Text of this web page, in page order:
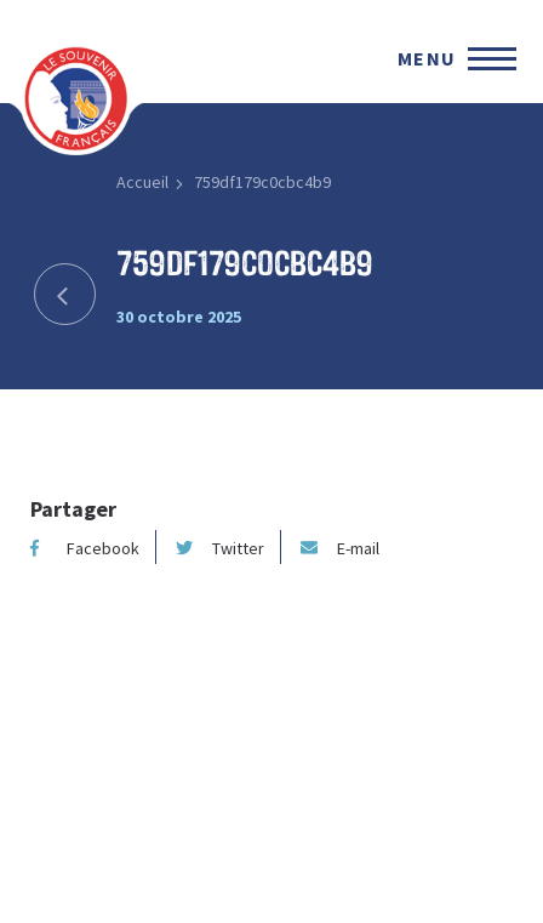
MENU
Accueil 759df179c0cbc4b9
759df179c0cbc4b9
30 octobre 2025
Partager
Facebook Twitter E-mail